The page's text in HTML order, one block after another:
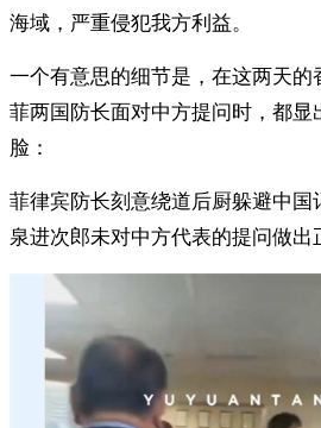
海域，严重侵犯我方利益。
一个有意思的细节是，在这两天的
菲两国防长面对中方提问时，都显
脸：
菲律宾防长刻意绕道后厨躲避中
泉进次郎未对中方代表的提问做出